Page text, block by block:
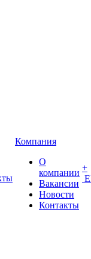
Компания
О
компании
Вакансии
Новости
Контакты
+